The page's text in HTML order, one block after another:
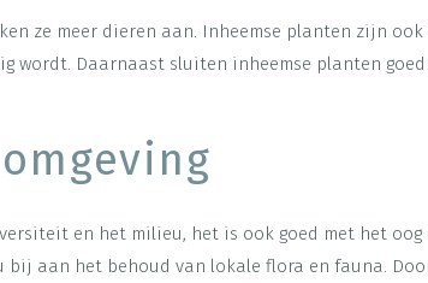
ze meer dieren aan. Inheemse planten zijn
wordt. Daarnaast sluiten inheemse planten
en het milieu, het is ook goed met het
bij aan het behoud van lokale flora en fauna.